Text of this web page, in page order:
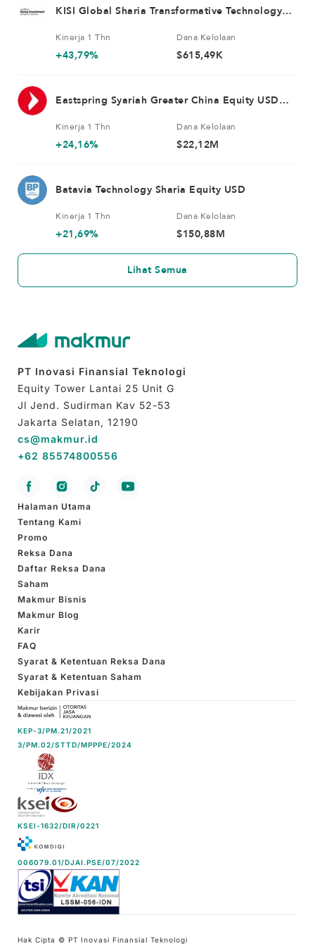
KISI Global Sharia Transformative Technology
Kinerja 1 Thn
+43,79%
Dana Kelolaan
$615,49K
Eastspring Syariah Greater China Equity USD
Kinerja 1 Thn
+24,16%
Dana Kelolaan
$22,12M
Batavia Technology Sharia Equity USD
Kinerja 1 Thn
+21,69%
Dana Kelolaan
$150,88M
Lihat Semua
PT Inovasi Finansial Teknologi
Equity Tower Lantai 25 Unit G
Jl Jend. Sudirman Kav 52-53
Jakarta Selatan, 12190
cs@makmur.id
+62 85574800556
Halaman Utama
Tentang Kami
Promo
Reksa Dana
Daftar Reksa Dana
Saham
Makmur Bisnis
Makmur Blog
Karir
FAQ
Syarat & Ketentuan Reksa Dana
Syarat & Ketentuan Saham
Kebijakan Privasi
KEP-3/PM.21/2021
3/PM.02/STTD/MPPPE/2024
KSEI-1632/DIR/0221
006079.01/DJAI.PSE/07/2022
Hak Cipta © PT Inovasi Finansial Teknologi